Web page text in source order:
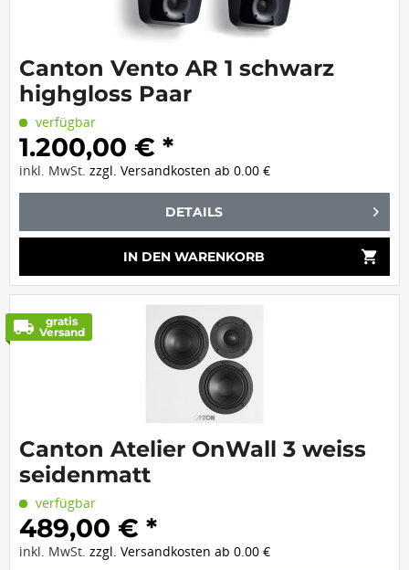
Canton Vento AR 1 schwarz
highgloss Paar
verfügbar
1.200,00 € *
inkl. MwSt.zzgl. Versandkosten ab 0.00 €
DETAILS
IN DEN WARENKORB shopping_cart
local_shipping
gratis
Versand
Canton Atelier OnWall 3 weiss
seidenmatt
verfügbar
489,00 € *
inkl. MwSt.zzgl. Versandkosten ab 0.00 €